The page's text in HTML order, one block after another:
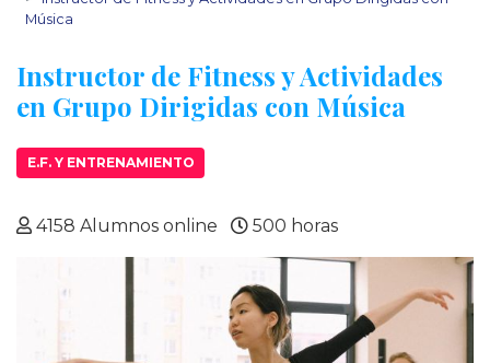
Música
Instructor de Fitness y Actividades
en Grupo Dirigidas con Música
E.F. Y ENTRENAMIENTO
4158 Alumnos online 500 horas